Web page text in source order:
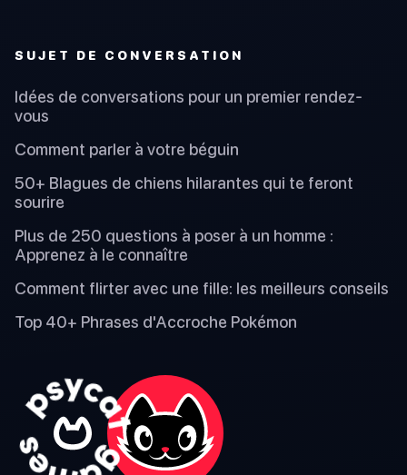
SUJET DE CONVERSATION
Idées de conversations pour un premier rendez-
vous
Comment parler à votre béguin
50+ Blagues de chiens hilarantes qui te feront
sourire
Plus de 250 questions à poser à un homme :
Apprenez à le connaître
Comment flirter avec une fille: les meilleurs conseils
Top 40+ Phrases d'Accroche Pokémon